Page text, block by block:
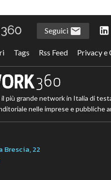
Seguici
Tags Rss Feed Privacy e
il più grande network in Italia di
nelle imprese e pubbliche
Brescia, 22